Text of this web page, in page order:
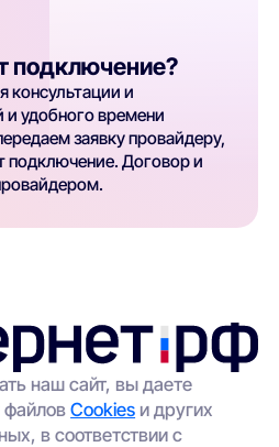
подключение?
консультации и
и удобного времени
заявку провайдеру,
подключение. Договор и
наш сайт, вы даете
файловCookies и других
в соответствии с